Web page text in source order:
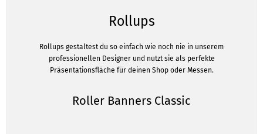
Rollups
Rollups gestaltest du so einfach wie noch nie in unserem
professionellen Designer und nutzt sie als perfekte
Präsentationsfläche für deinen Shop oder Messen.
Roller Banners Classic